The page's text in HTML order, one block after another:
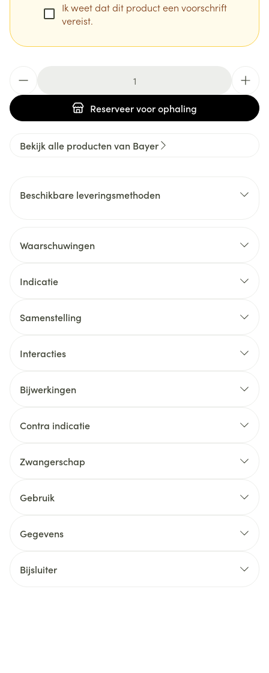
Ik weet dat dit product een voorschrift
vereist.
Reserveervoor ophaling
Bekijk alle producten van Bayer
Beschikbare leveringsmethoden
Waarschuwingen
Indicatie
Samenstelling
Interacties
Bijwerkingen
Contra indicatie
Zwangerschap
Gebruik
Gegevens
Bijsluiter